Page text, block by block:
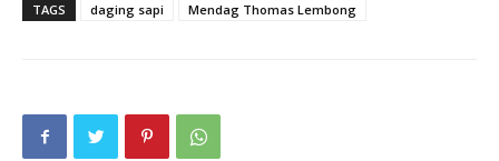
TAGS daging sapi Mendag Thomas Lembong